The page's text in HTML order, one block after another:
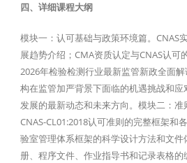
四、详细课程大纲
模块一：认可基础与政策环境篇。CNAS
展趋势介绍；CMA资质认定与CNAS认可
2026年检验检测行业最新监管新政全面
构在监管加严背景下面临的机遇挑战和
发展的最新动态和未来方向。模块二：准
CNAS-CL01:2018认可准则的完整框架和
验室管理体系框架的科学设计方法和文
册、程序文件、作业指导书和记录表格